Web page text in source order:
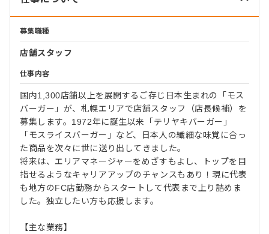
募集職種
店舗スタッフ
仕事内容
国内1,300店舗以上を展開するご存じ日本生まれの「モス
バーガー」が、札幌エリアで店舗スタッフ（店長候補）を
募集します。1972年に誕生以来「テリヤキバーガー」
「モスライスバーガー」など、日本人の繊細な味覚に合っ
た商品を次々に世に送り出してきました。
将来は、エリアマネージャーをめざすもよし、トップを目
指せるようなキャリアアップのチャンスもあり！現に代表
も地方のFC店勤務からスタートして代表まで上り詰めま
した。独立したい方も応援します。
【主な業務】